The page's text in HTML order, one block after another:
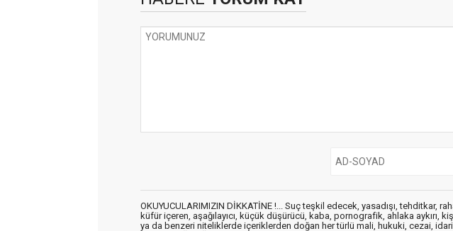
OKUYUCULARIMIZIN DİKKATİNE !... Suç teşkil edecek, yasadışı, tehditkar,
küfür içeren, aşağılayıcı, küçük düşürücü, kaba, pornografik, ahlaka aykırı,
ya da benzeri niteliklerde içeriklerden doğan her türlü mali, hukuki, cezai,